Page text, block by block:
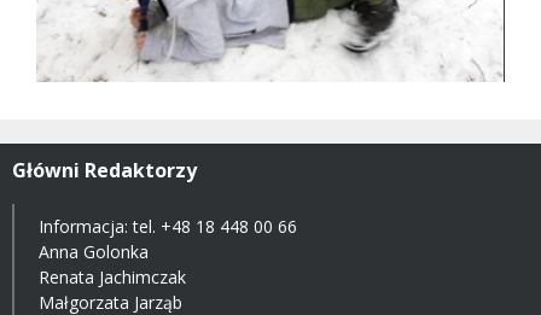
Główni Redaktorzy
Informacja: tel. +48 18 448 00 66
Anna Golonka
Renata Jachimczak
Małgorzata Jarząb